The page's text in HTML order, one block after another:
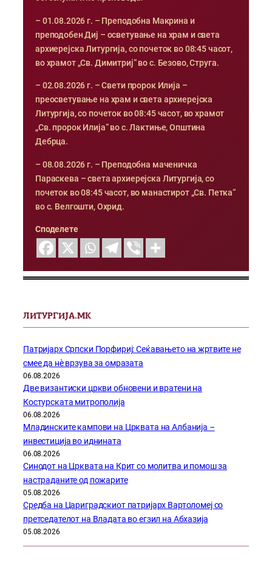
– 01.08.2026 г. – Преподобна Макрина и
преподобен Диј – осветување на храм и света
архиерејска Литургија, со почеток во 08:45 часот,
во храмот „Св. Димитриј“ во с. Безово, Струга.
– 02.08.2026 г. – Свети пророк Илија –
преосветување на храм и света архиерејска
Литургија, со почеток во 08:45 часот, во храмот
„Св. пророк Илија“ во с. Лактиње, Општина
Дебрца.
– 08.08.2026 г. – Преподобна маченичка
Параскева – света архиерејска Литургија, со
почеток во 08:45 часот, во манастирот „Св. Петка“
во с. Велгошти, Охрид.
Споделете
ЛИТУРГИЈА.МК
Патријарх Српски Порфириј: Сеќавањето на жртвите не
смее да нѐ врзува за омразата
06.08.2026
Две византиски цркви обновени и вратени на
Костурската митрополија
06.08.2026
Младинските кампови на Црквата на Албанија –
инвестиција во иднината
06.08.2026
Синодот на Црквата на Крит со молитва и помош за
настраданите од пожарите
05.08.2026
Средба на Цариградскиот патријарх Вартоломеј со
претседателот на Владата во егзил на Абхазија
05.08.2026